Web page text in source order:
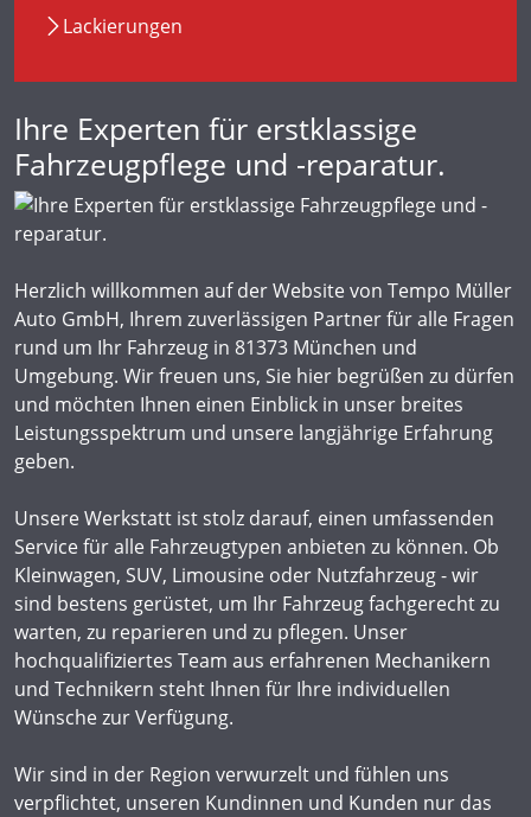
Lackierungen
Ihre Experten für erstklassige
Fahrzeugpflege und -reparatur.
Herzlich willkommen auf der Website von Tempo Müller
Auto GmbH, Ihrem zuverlässigen Partner für alle Fragen
rund um Ihr Fahrzeug in 81373 München und
Umgebung. Wir freuen uns, Sie hier begrüßen zu dürfen
und möchten Ihnen einen Einblick in unser breites
Leistungsspektrum und unsere langjährige Erfahrung
geben.
Unsere Werkstatt ist stolz darauf, einen umfassenden
Service für alle Fahrzeugtypen anbieten zu können. Ob
Kleinwagen, SUV, Limousine oder Nutzfahrzeug - wir
sind bestens gerüstet, um Ihr Fahrzeug fachgerecht zu
warten, zu reparieren und zu pflegen. Unser
hochqualifiziertes Team aus erfahrenen Mechanikern
und Technikern steht Ihnen für Ihre individuellen
Wünsche zur Verfügung.
Wir sind in der Region verwurzelt und fühlen uns
verpflichtet, unseren Kundinnen und Kunden nur das